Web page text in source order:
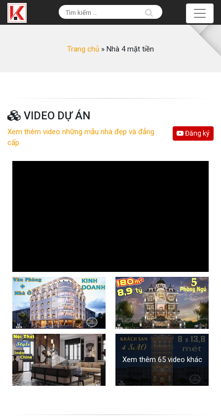
Trang chủ » Nhà 4 mặt tiền
VIDEO DỰ ÁN
Xem thêm video những mẫu nhà đẹp và đẳng
cấp
Đăng ký
Xem thêm 65 video khác